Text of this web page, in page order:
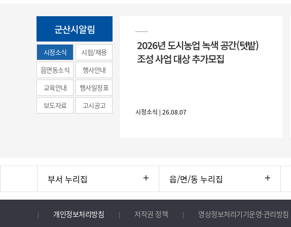
군산시알림
시정소식
(municipal
news)
2026년 도시농업 녹색 공간(텃밭)
조성 사업 대상 추가모집
시정소식 | 26.08.07
시험/채용
읍면동소식
행사안내
교육안내
행사일정표
보도자료
고시공고
부서 누리집 읍/면/동 누리집
개인정보처리방침 저작권 정책 영상정보처리기기운영·관리방침